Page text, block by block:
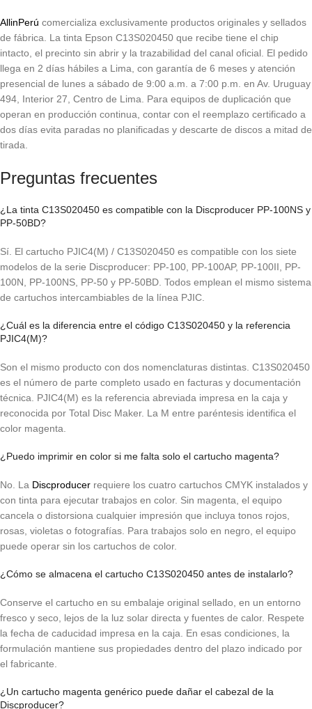
AllinPerú comercializa exclusivamente productos originales y sellados
de fábrica. La tinta Epson C13S020450 que recibe tiene el chip
intacto, el precinto sin abrir y la trazabilidad del canal oficial. El pedido
llega en 2 días hábiles a Lima, con garantía de 6 meses y atención
presencial de lunes a sábado de 9:00 a.m. a 7:00 p.m. en Av. Uruguay
494, Interior 27, Centro de Lima. Para equipos de duplicación que
operan en producción continua, contar con el reemplazo certificado a
dos días evita paradas no planificadas y descarte de discos a mitad de
tirada.
Preguntas frecuentes
¿La tinta C13S020450 es compatible con la Discproducer PP-100NS y
PP-50BD?
Sí. El cartucho PJIC4(M) / C13S020450 es compatible con los siete
modelos de la serie Discproducer: PP-100, PP-100AP, PP-100II, PP-
100N, PP-100NS, PP-50 y PP-50BD. Todos emplean el mismo sistema
de cartuchos intercambiables de la línea PJIC.
¿Cuál es la diferencia entre el código C13S020450 y la referencia
PJIC4(M)?
Son el mismo producto con dos nomenclaturas distintas. C13S020450
es el número de parte completo usado en facturas y documentación
técnica. PJIC4(M) es la referencia abreviada impresa en la caja y
reconocida por Total Disc Maker. La M entre paréntesis identifica el
color magenta.
¿Puedo imprimir en color si me falta solo el cartucho magenta?
No. La Discproducer requiere los cuatro cartuchos CMYK instalados y
con tinta para ejecutar trabajos en color. Sin magenta, el equipo
cancela o distorsiona cualquier impresión que incluya tonos rojos,
rosas, violetas o fotografías. Para trabajos solo en negro, el equipo
puede operar sin los cartuchos de color.
¿Cómo se almacena el cartucho C13S020450 antes de instalarlo?
Conserve el cartucho en su embalaje original sellado, en un entorno
fresco y seco, lejos de la luz solar directa y fuentes de calor. Respete
la fecha de caducidad impresa en la caja. En esas condiciones, la
formulación mantiene sus propiedades dentro del plazo indicado por
el fabricante.
¿Un cartucho magenta genérico puede dañar el cabezal de la
Discproducer?